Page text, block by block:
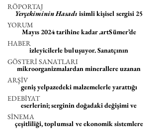
RÖPORTAJ
YORUM
HABER
GÖSTERİ SANATLARI
ARŞİV
EDEBİYAT
SİNEMA
Yerçekiminin Hasadı isimli kişisel sergisi 25
Mayıs 2024 tarihine kadar .artSümer’de
izleyicilerle buluşuyor. Sanatçının
mikroorganizmalardan minerallere uzanan
geniş yelpazedeki malzemelerle yarattığı
eserlerini; serginin doğadaki değişimi ve
çeşitliliği, toplumsal ve ekonomik sistemlere